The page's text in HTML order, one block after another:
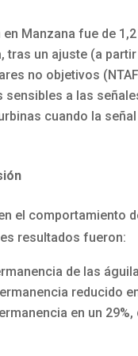
Manzana fue de
un ajuste (a
no objetivos
a las
cuando la
el
resultados fueron:
de las
reducido
en un